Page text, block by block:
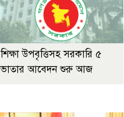
শিক্ষা উপবৃত্তিসহ সরকারি ৫
ভাতার আবেদন শুরু আজ